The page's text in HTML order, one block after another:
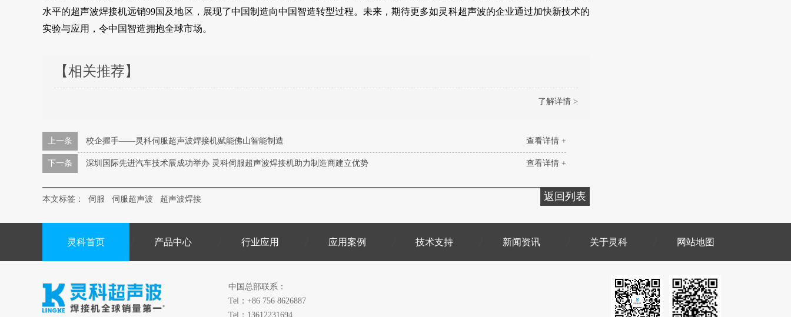
水平的超声波焊接机远销99国及地区，展现了中国制造向中国智造转型过程。未来，期待更多如灵科超声波的企业通过加快新技术的
实验与应用，令中国智造拥抱全球市场。
【相关推荐】
了解详情 >
查看详情 +
上一条 校企握手——灵科伺服超声波焊接机赋能佛山智能制造
查看详情 +
下一条 深圳国际先进汽车技术展成功举办 灵科伺服超声波焊接机助力制造商建立优势
返回列表
本文标签： 伺服 伺服超声波 超声波焊接
灵科首页 产品中心 行业应用 应用案例 技术支持 新闻资讯 关于灵科 网站地图
中国总部联系：
Tel：+86 756 8626887
Tel：13612231694